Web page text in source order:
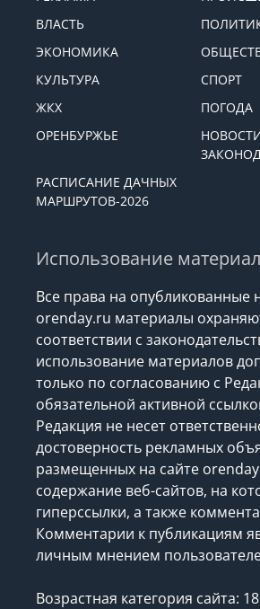
ВЛАСТЬ
ЭКОНОМИКА
КУЛЬТУРА
СПОРТ
ЖКХ
ПОГОДА
ОРЕНБУРЖЬЕ
РАСПИСАНИЕ ДАЧНЫХ
МАРШРУТОВ-2026
Использование
Все права на опубликованные
orenday.ru материалы
соответствии с
использование материалов
только по согласованию с
обязательной активной
Редакция не несет
достоверность рекламных
размещенных на сайте
содержание веб-сайтов, на
гиперссылки, а также
Комментарии к публикациям
личным мнением
Возрастная категория сайта: